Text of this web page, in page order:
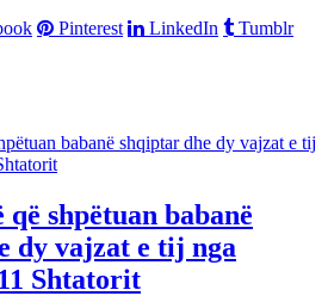
Pinterest LinkedIn
Tumblr
shpëtuan babanë
dy vajzat e tij nga
Shtatorit